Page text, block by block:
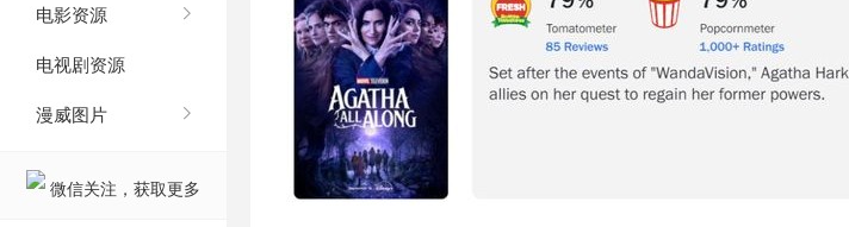
电影资源
电视剧资源
漫威图片
微信关注，获取更多